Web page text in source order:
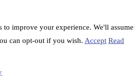
to improve your experience. We'll assume
can opt-out if you wish. Accept Read